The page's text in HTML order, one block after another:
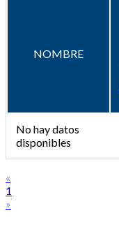
NOMBRE
No hay datos
disponibles
«
1
»